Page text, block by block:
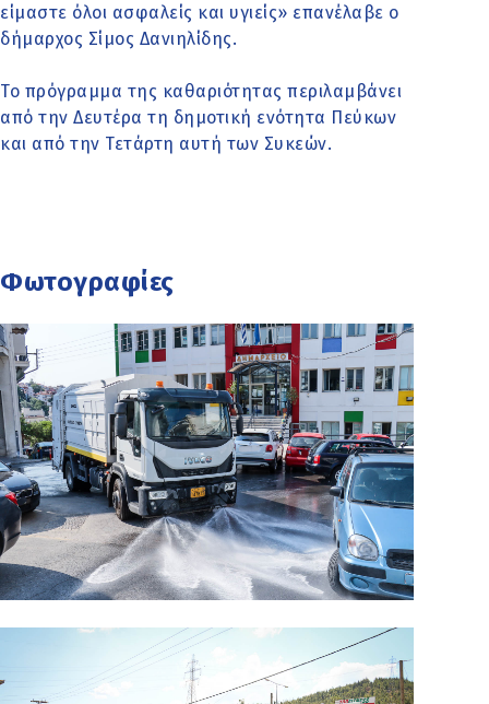
είμαστε όλοι ασφαλείς και υγιείς» επανέλαβε ο
δήμαρχος Σίμος Δανιηλίδης.
Το πρόγραμμα της καθαριότητας περιλαμβάνει
από την Δευτέρα τη δημοτική ενότητα Πεύκων
και από την Τετάρτη αυτή των Συκεών.
Φωτογραφίες